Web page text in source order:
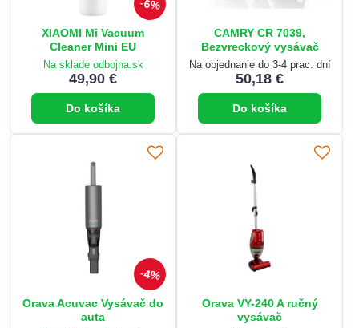
6%
XIAOMI Mi Vacuum
Cleaner Mini EU
Na sklade odbojna.sk
49,90 €
Do košíka
CAMRY CR 7039,
Bezvreckový vysávač
Na objednanie do 3-4 prac. dní
50,18 €
Do košíka
4%
Orava Acuvac Vysávač do
auta
Orava VY-240 A ručný
vysávač